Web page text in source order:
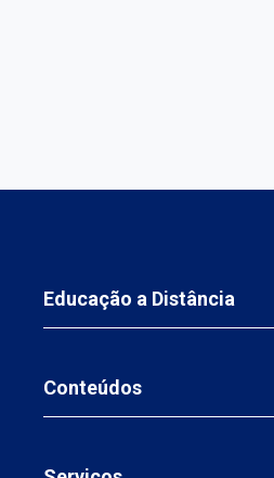
Educação a Distância
Conteúdos